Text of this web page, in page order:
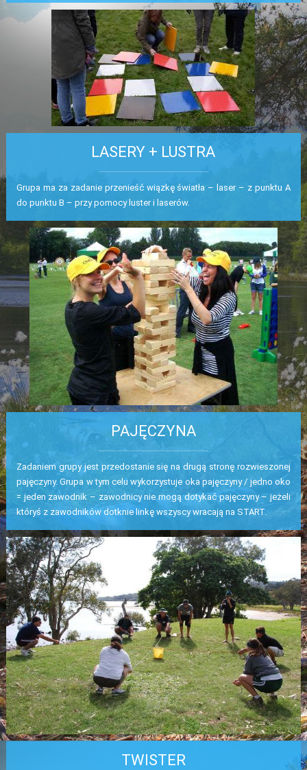
LASERY + LUSTRA
Grupa ma za zadanie przenieść wiązkę światła – laser – z punktu A
do punktu B – przy pomocy luster i laserów.
PAJĘCZYNA
Zadaniem grupy jest przedostanie się na drugą stronę rozwieszonej
pajęczyny. Grupa w tym celu wykorzystuje oka pajęczyny / jedno oko
= jeden zawodnik – zawodnicy nie mogą dotykać pajęczyny – jeżeli
któryś z zawodników dotknie linkę wszyscy wracają na START.
TWISTER